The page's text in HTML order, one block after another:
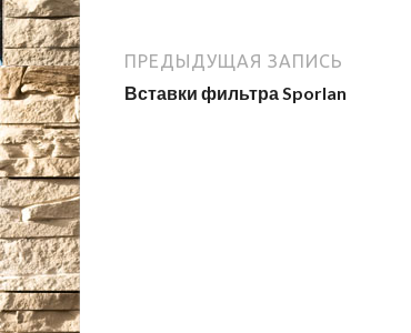
ПРЕДЫДУЩАЯ ЗАПИСЬ
Вставки фильтра Sporlan